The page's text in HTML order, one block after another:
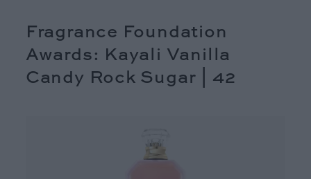
Fragrance Foundation
Awards: Kayali Vanilla
Candy Rock Sugar | 42